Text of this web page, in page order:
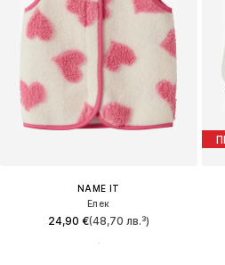
NAME IT
Елек
24,90 €(48,70 лв.³)